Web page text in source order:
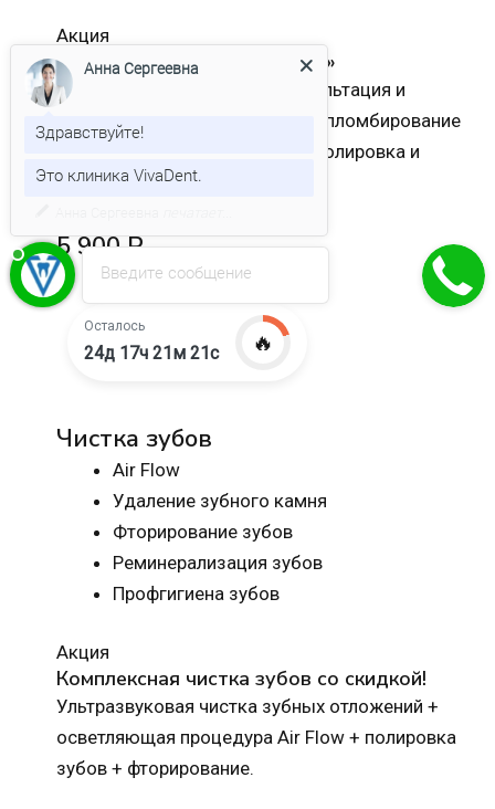
Акция
Лечение кариеса «Под ключ»
Что входит в стоимость: консультация и
диагностика, лечение кариеса, пломбирование
современными материалами, полировка и
шлифовка, гарантия на лечение
5 900 Р
Записаться
Осталось
24д 17ч 21м 20с 🔥
Чистка зубов
Air Flow
Удаление зубного камня
Фторирование зубов
Реминерализация зубов
Профгигиена зубов
Акция
Комплексная чистка зубов со скидкой!
Ультразвуковая чистка зубных отложений +
осветляющая процедура Air Flow + полировка
зубов + фторирование.
Введите сообщение